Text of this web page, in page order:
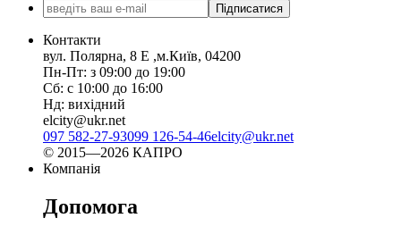
Підписатися
Контакти
вул. Полярна, 8 Е ,м.Київ, 04200
Пн-Пт: з 09:00 до 19:00
Сб: с 10:00 до 16:00
Нд: вихідний
elcity@ukr.net
097 582-27-93099 126-54-46elcity@ukr.net
© 2015—2026 КАПРО
Компанія
Допомога